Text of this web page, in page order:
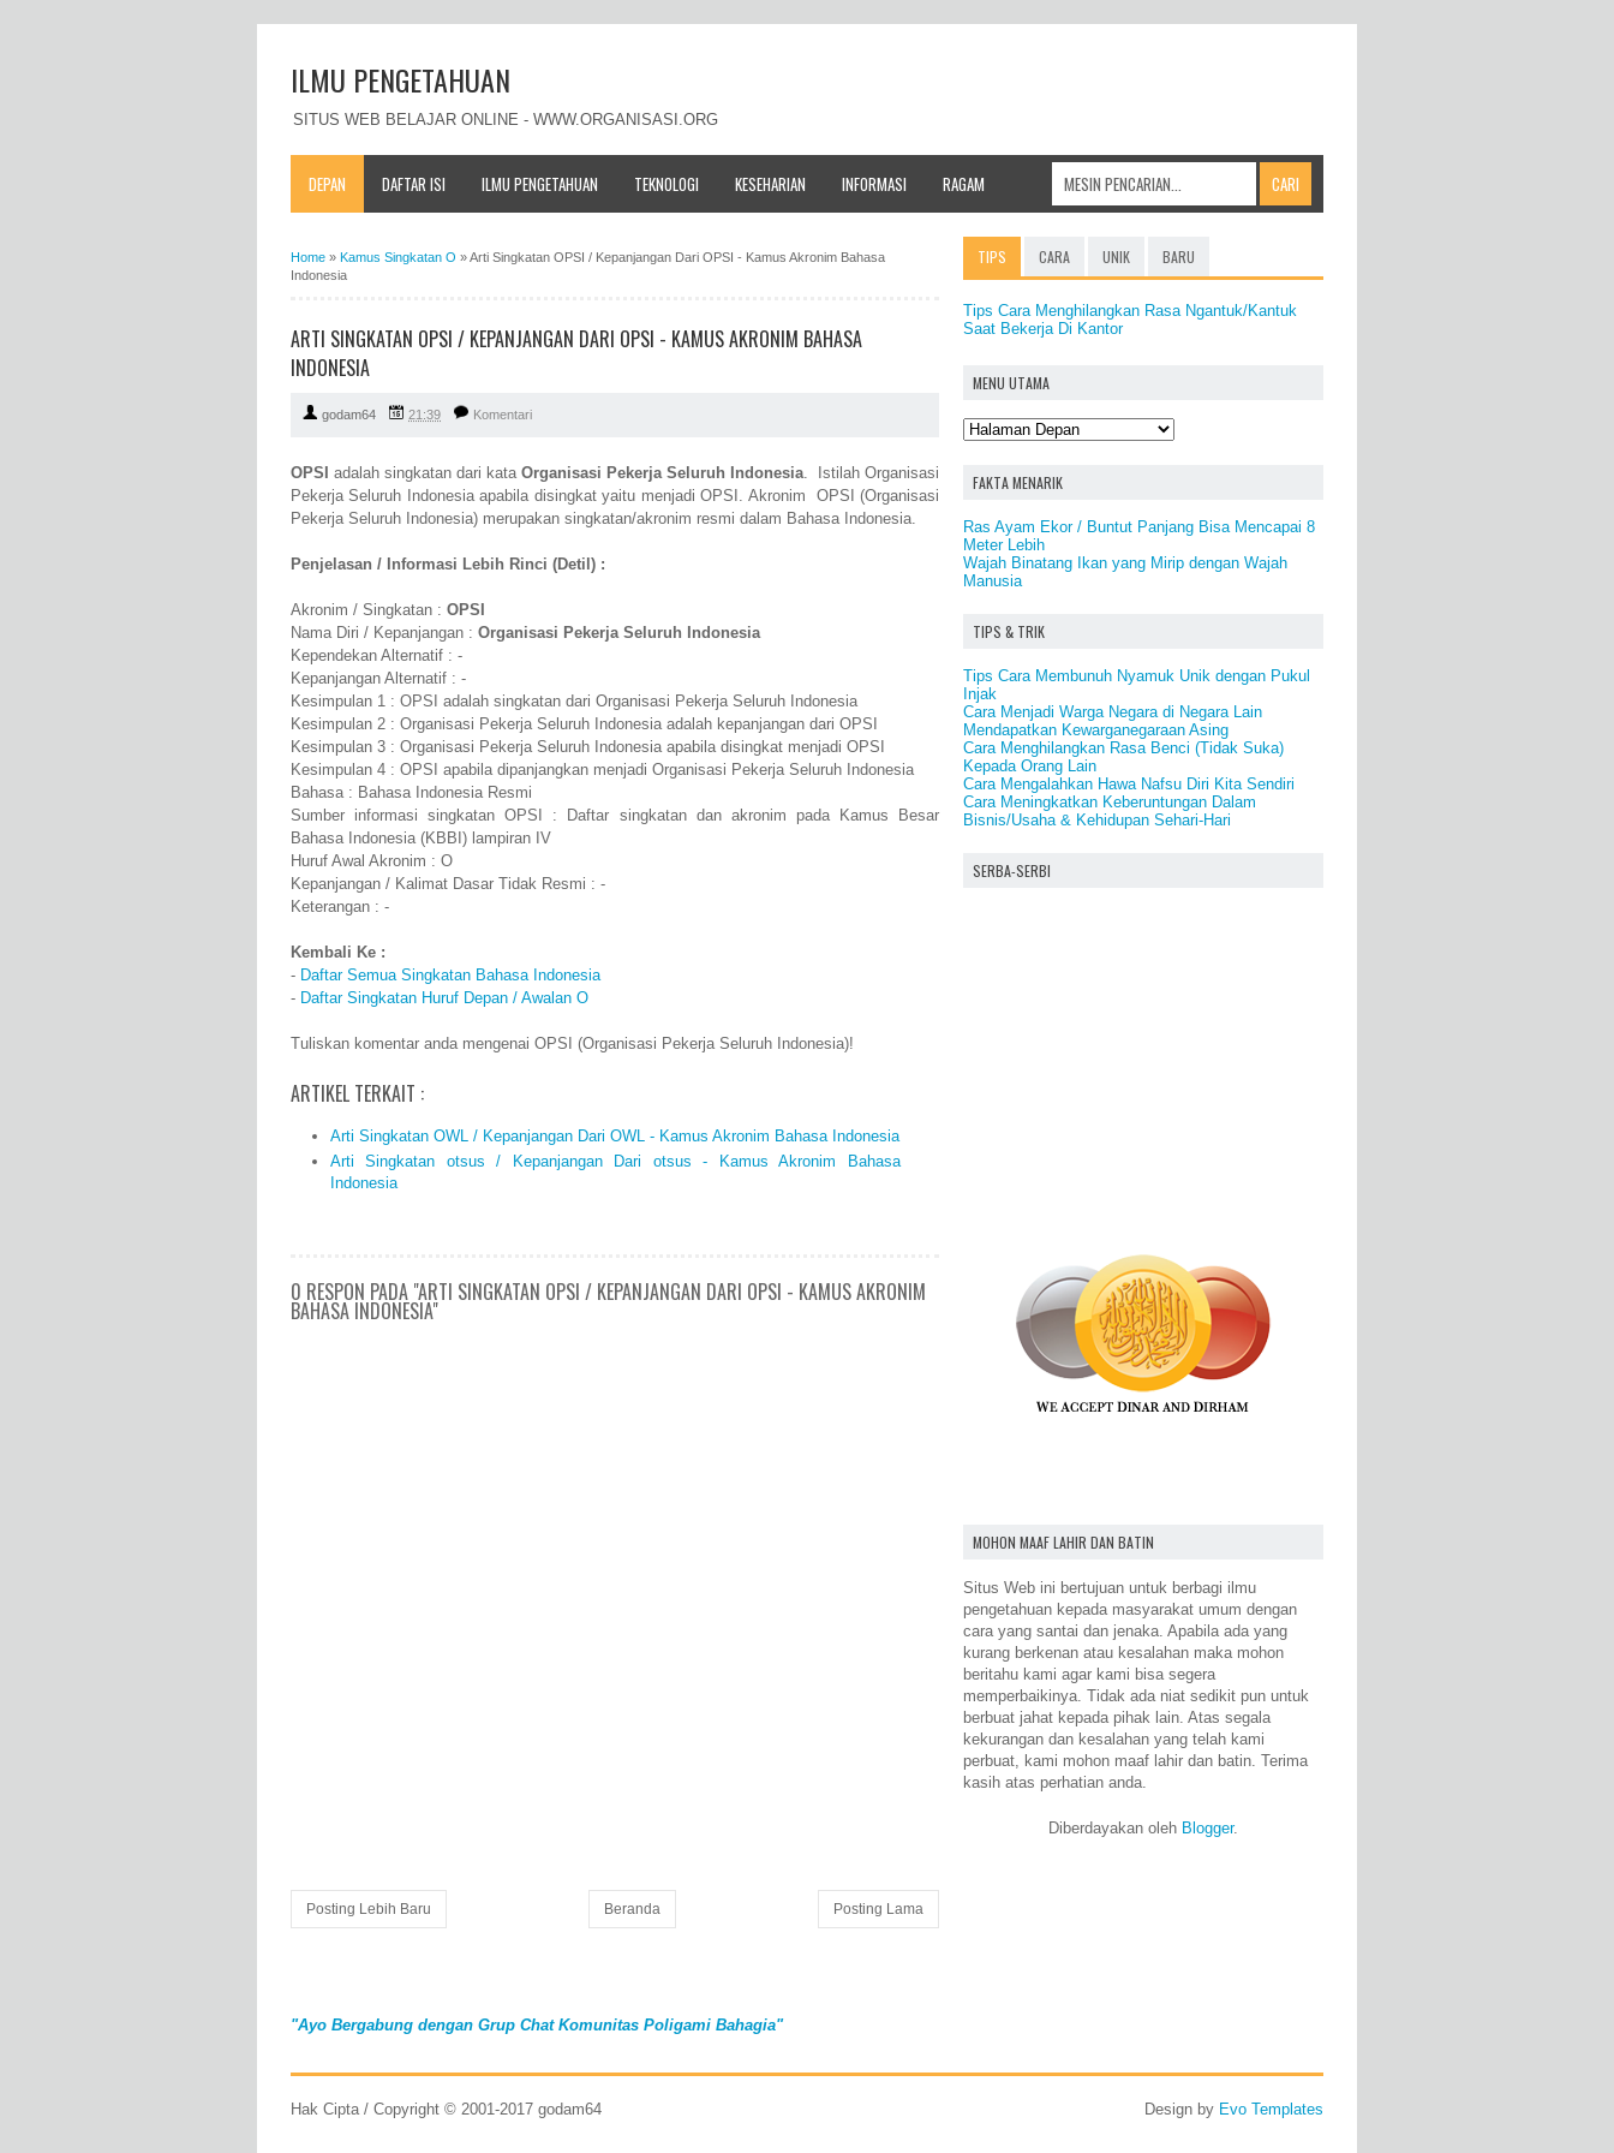
ILMU PENGETAHUAN
SITUS WEB BELAJAR ONLINE - WWW.ORGANISASI.ORG
DEPAN DAFTAR ISI ILMU PENGETAHUAN TEKNOLOGI KESEHARIAN INFORMASI RAGAM
Home » Kamus Singkatan O »Arti Singkatan OPSI / Kepanjangan Dari OPSI - Kamus Akronim Bahasa
Indonesia
ARTI SINGKATAN OPSI / KEPANJANGAN DARI OPSI - KAMUS AKRONIM BAHASA
INDONESIA
godam64 21:39 Komentari
OPSI adalah singkatan dari kata Organisasi Pekerja Seluruh Indonesia. Istilah Organisasi
Pekerja Seluruh Indonesia apabila disingkat yaitu menjadi OPSI. Akronim OPSI (Organisasi
Pekerja Seluruh Indonesia) merupakan singkatan/akronim resmi dalam Bahasa Indonesia.
Penjelasan / Informasi Lebih Rinci (Detil) :
Akronim / Singkatan : OPSI
Nama Diri / Kepanjangan : Organisasi Pekerja Seluruh Indonesia
Kependekan Alternatif : -
Kepanjangan Alternatif : -
Kesimpulan 1 : OPSI adalah singkatan dari Organisasi Pekerja Seluruh Indonesia
Kesimpulan 2 : Organisasi Pekerja Seluruh Indonesia adalah kepanjangan dari OPSI
Kesimpulan 3 : Organisasi Pekerja Seluruh Indonesia apabila disingkat menjadi OPSI
Kesimpulan 4 : OPSI apabila dipanjangkan menjadi Organisasi Pekerja Seluruh Indonesia
Bahasa : Bahasa Indonesia Resmi
Sumber informasi singkatan OPSI : Daftar singkatan dan akronim pada Kamus Besar
Bahasa Indonesia (KBBI) lampiran IV
Huruf Awal Akronim : O
Kepanjangan / Kalimat Dasar Tidak Resmi : -
Keterangan : -
Kembali Ke :
- Daftar Semua Singkatan Bahasa Indonesia
- Daftar Singkatan Huruf Depan / Awalan O
Tuliskan komentar anda mengenai OPSI (Organisasi Pekerja Seluruh Indonesia)!
ARTIKEL TERKAIT :
Arti Singkatan OWL / Kepanjangan Dari OWL - Kamus Akronim Bahasa Indonesia
Arti Singkatan otsus / Kepanjangan Dari otsus - Kamus Akronim Bahasa
Indonesia
0 RESPON PADA "ARTI SINGKATAN OPSI / KEPANJANGAN DARI OPSI - KAMUS AKRONIM
BAHASA INDONESIA"
Posting Lebih Baru Posting Lama
Beranda
"Ayo Bergabung dengan Grup Chat Komunitas Poligami Bahagia"
TIPS CARA UNIK BARU
Tips Cara Menghilangkan Rasa Ngantuk/Kantuk
Saat Bekerja Di Kantor
MENU UTAMA
FAKTA MENARIK
Ras Ayam Ekor / Buntut Panjang Bisa Mencapai 8
Meter Lebih
Wajah Binatang Ikan yang Mirip dengan Wajah
Manusia
TIPS & TRIK
Tips Cara Membunuh Nyamuk Unik dengan Pukul
Injak
Cara Menjadi Warga Negara di Negara Lain
Mendapatkan Kewarganegaraan Asing
Cara Menghilangkan Rasa Benci (Tidak Suka)
Kepada Orang Lain
Cara Mengalahkan Hawa Nafsu Diri Kita Sendiri
Cara Meningkatkan Keberuntungan Dalam
Bisnis/Usaha & Kehidupan Sehari-Hari
SERBA-SERBI
MOHON MAAF LAHIR DAN BATIN
Situs Web ini bertujuan untuk berbagi ilmu
pengetahuan kepada masyarakat umum dengan
cara yang santai dan jenaka. Apabila ada yang
kurang berkenan atau kesalahan maka mohon
beritahu kami agar kami bisa segera
memperbaikinya. Tidak ada niat sedikit pun untuk
berbuat jahat kepada pihak lain. Atas segala
kekurangan dan kesalahan yang telah kami
perbuat, kami mohon maaf lahir dan batin. Terima
kasih atas perhatian anda.
Diberdayakan oleh Blogger.
Hak Cipta / Copyright © 2001-2017 godam64 Design by Evo Templates